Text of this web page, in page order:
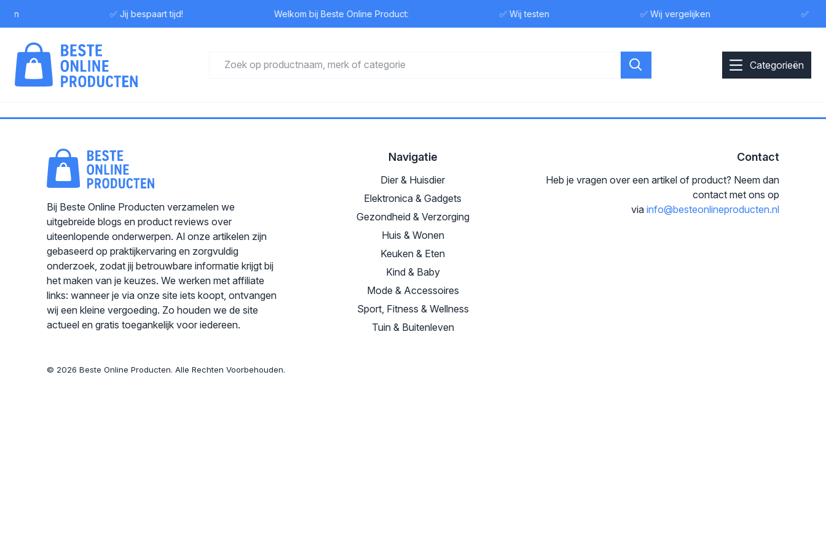
✅ Jij bespaart tijd! Welkom bij Beste Online Product: ✅ Wij testen ✅ Wij vergelijken ✅ Wij
Categorieën
Bij Beste Online Producten verzamelen we
uitgebreide blogs en product reviews over
uiteenlopende onderwerpen. Al onze artikelen zijn
gebaseerd op praktijkervaring en zorgvuldig
onderzoek, zodat jij betrouwbare informatie krijgt bij
het maken van je keuzes. We werken met affiliate
links: wanneer je via onze site iets koopt, ontvangen
wij een kleine vergoeding. Zo houden we de site
actueel en gratis toegankelijk voor iedereen.
Navigatie
Dier & Huisdier
Elektronica & Gadgets
Gezondheid & Verzorging
Huis & Wonen
Keuken & Eten
Kind & Baby
Mode & Accessoires
Sport, Fitness & Wellness
Tuin & Buitenleven
Contact
Heb je vragen over een artikel of product? Neem dan
contact met ons op
via info@besteonlineproducten.nl
© 2026 Beste Online Producten. Alle Rechten Voorbehouden.